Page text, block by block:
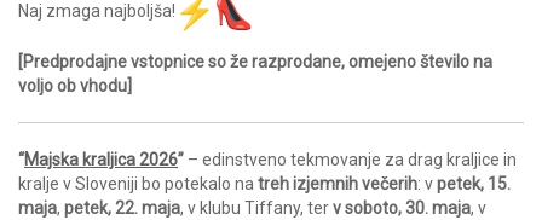
Naj zmaga najboljša!
[Predprodajne vstopnice so že razprodane, omejeno število na
voljo ob vhodu]
“Majska kraljica 2026” – edinstveno tekmovanje za drag kraljice in
kralje v Sloveniji bo potekalo na treh izjemnih večerih: vpetek, 15.
maja, petek, 22. maja, v klubu Tiffany, terv soboto, 30. maja, v